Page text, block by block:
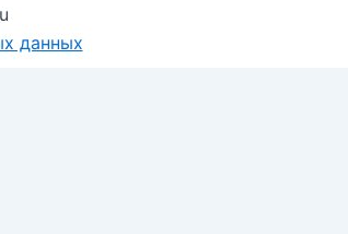
данных